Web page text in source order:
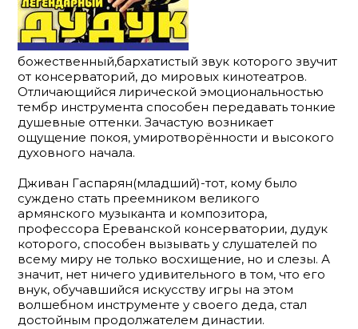
божественный,бархатистый звук которого звучит
от консерваторий, до мировых кинотеатров.
Отличающийся лирической эмоциональностью
тембр инструмента способен передавать тонкие
душевные оттенки. Зачастую возникает
ощущение покоя, умиротворённости и высокого
духовного начала.
Дживан Гаспарян(младший)-тот, кому было
суждено стать преемником великого
армянского музыканта и композитора,
профессора Ереванской консерватории, дудук
которого, способен вызывать у слушателей по
всему миру не только восхищение, но и слезы. А
значит, нет ничего удивительного в том, что его
внук, обучавшийся искусству игры на этом
волшебном инструменте у своего деда, стал
достойным продолжателем династии.